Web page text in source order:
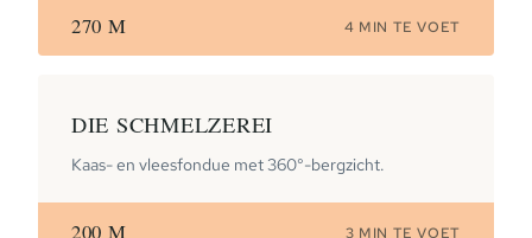
270 M 4 MIN TE VOET
DIE SCHMELZEREI
Kaas- en vleesfondue met 360°-bergzicht.
200 M 3 MIN TE VOET